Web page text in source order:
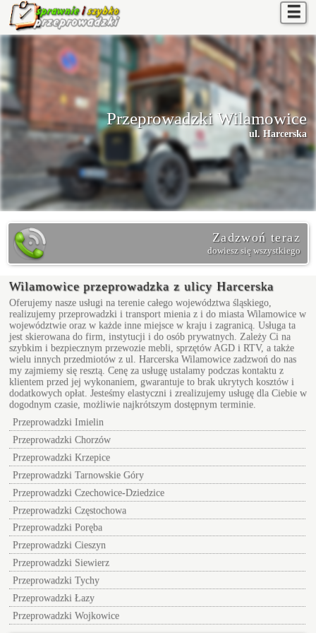
☰
Przeprowadzki Wilamowice
ul. Harcerska
Zadzwoń teraz
dowiesz się wszystkiego
Wilamowice przeprowadzka z ulicy Harcerska
Oferujemy nasze usługi na terenie całego województwa śląskiego,
realizujemy przeprowadzki i transport mienia z i do miasta Wilamowice w
województwie oraz w każde inne miejsce w kraju i zagranicą. Usługa ta
jest skierowana do firm, instytucji i do osób prywatnych. Zależy Ci na
szybkim i bezpiecznym przewozie mebli, sprzętów AGD i RTV, a także
wielu innych przedmiotów z ul. Harcerska Wilamowicezadzwoń do nas
my zajmiemy się resztą. Cenę za usługę ustalamy podczas kontaktu z
klientem przed jej wykonaniem, gwarantuje to brak ukrytych kosztów i
dodatkowych opłat. Jesteśmy elastyczni i zrealizujemy usługę dla Ciebie w
dogodnym czasie, możliwie najkrótszym dostępnym terminie.
Przeprowadzki Imielin
Przeprowadzki Chorzów
Przeprowadzki Krzepice
Przeprowadzki Tarnowskie Góry
Przeprowadzki Czechowice-Dziedzice
Przeprowadzki Częstochowa
Przeprowadzki Poręba
Przeprowadzki Cieszyn
Przeprowadzki Siewierz
Przeprowadzki Tychy
Przeprowadzki Łazy
Przeprowadzki Wojkowice